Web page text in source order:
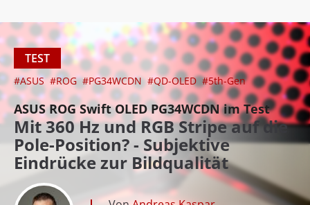
TEST
#ASUS #ROG #PG34WCDN #QD-OLED #5th-Gen
ASUS ROG Swift OLED PG34WCDN im Test
Mit 360 Hz und RGB Stripe auf die
Pole-Position? - Subjektive
Eindrücke zur Bildqualität